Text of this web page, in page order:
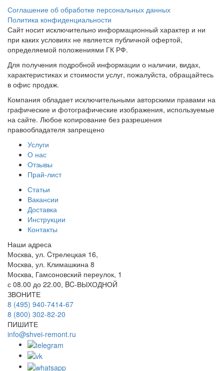
Соглашение об обработке персональных данных
Политика конфиденциальности
Сайт носит исключительно информационный характер и ни
при каких условиях не является публичной офертой,
определяемой положениями ГК РФ.
Для получения подробной информации о наличии, видах,
характеристиках и стоимости услуг, пожалуйста, обращайтесь
в офис продаж.
Компания обладает исключительными авторскими правами на
графические и фотографические изображения, используемые
на сайте. Любое копирование без разрешения
правообладателя запрещено
Услуги
О нас
Отзывы
Прай-лист
Статьи
Вакансии
Доставка
Инструкции
Контакты
Наши адреса
Москва, ул. Cтрелецкая 16,
Москва, ул. Климашкина 8
Москва, Гамсоновский переулок, 1
с 08.00 до 22.00, BC-ВЫХОДНОЙ
ЗВОНИТЕ
8 (495) 940-7414-67
8 (800) 302-82-20
ПИШИТЕ
info@shvei-remont.ru